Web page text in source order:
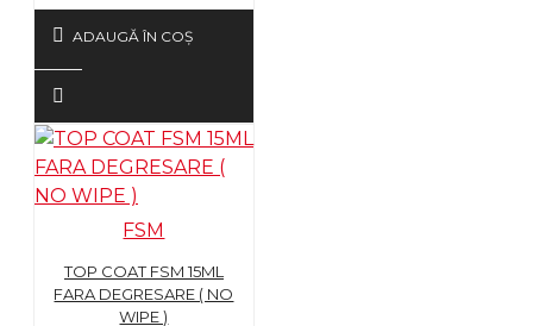
ADAUGĂ ÎN COŞ
FSM
TOP COAT FSM 15ML
FARA DEGRESARE ( NO
WIPE )